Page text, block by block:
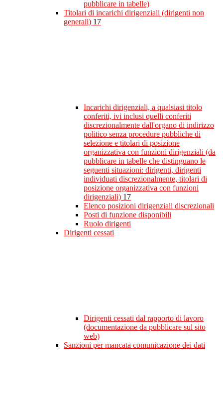
pubblicare in tabelle)
Titolari di incarichi dirigenziali (dirigenti non
generali) 17
Incarichi dirigenziali, a qualsiasi titolo
conferiti, ivi inclusi quelli conferiti
discrezionalmente dall'organo di indirizzo
politico senza procedure pubbliche di
selezione e titolari di posizione
organizzativa con funzioni dirigenziali (da
pubblicare in tabelle che distinguano le
seguenti situazioni: dirigenti, dirigenti
individuati discrezionalmente, titolari di
posizione organizzativa con funzioni
dirigenziali) 17
Elenco posizioni dirigenziali discrezionali
Posti di funzione disponibili
Ruolo dirigenti
Dirigenti cessati
Dirigenti cessati dal rapporto di lavoro
(documentazione da pubblicare sul sito
web)
Sanzioni per mancata comunicazione dei dati